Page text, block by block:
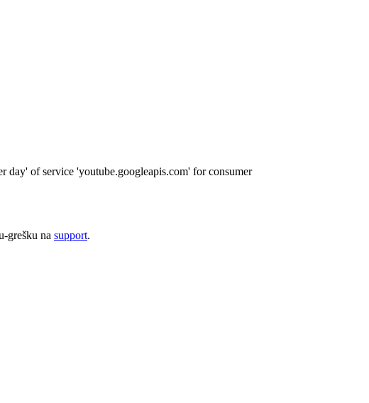
day' of service 'youtube.googleapis.com' for consumer
grešku na support.